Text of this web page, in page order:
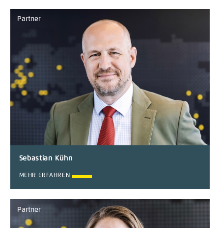
Partner
Sebastian Kühn
MEHR ERFAHREN
Partner